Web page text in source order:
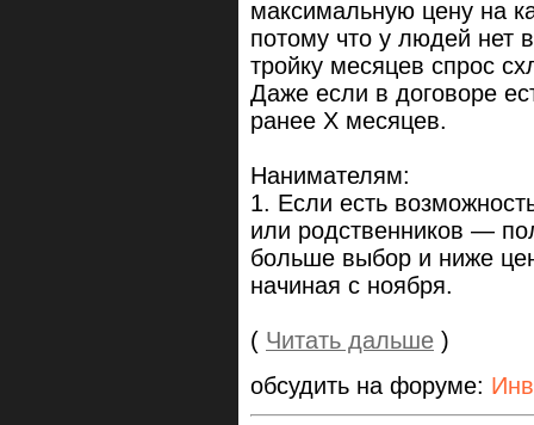
максимальную цену на
потому что у людей нет
тройку месяцев спрос
Даже если в договоре
ранее Х месяцев.
Нанимателям:
1. Если есть
или родственников —
больше выбор и ниже
начиная с ноября.
( Читать дальше )
обсудить на форуме: